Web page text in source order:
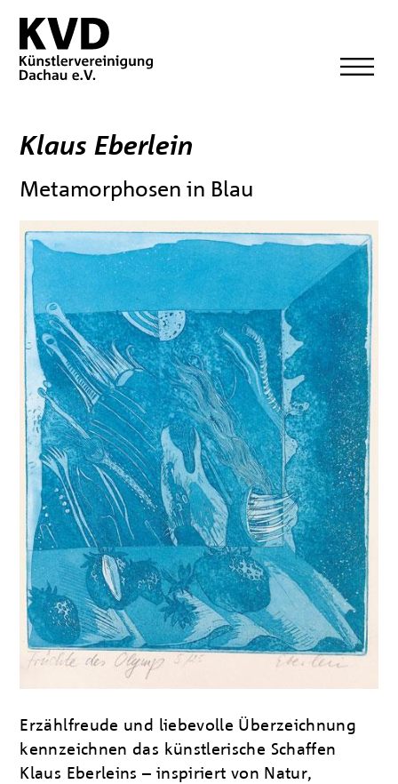
Klaus Eberlein
Metamorphosen in Blau
Erzählfreude und liebevolle Überzeichnung
kennzeichnen das künstlerische Schaffen
Klaus Eberleins – inspiriert von Natur,